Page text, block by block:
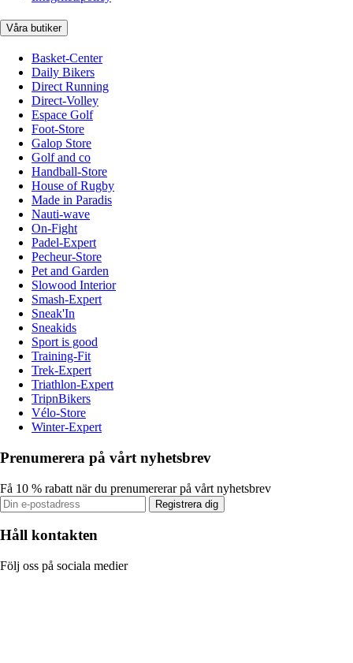
Våra butiker
Basket-Center
Daily Bikers
Direct Running
Direct-Volley
Espace Golf
Foot-Store
Galop Store
Golf and co
Handball-Store
House of Rugby
Made in Paradis
Nauti-wave
On-Fight
Padel-Expert
Pecheur-Store
Pet and Garden
Slowood Interior
Smash-Expert
Sneak'In
Sneakids
Sport is good
Training-Fit
Trek-Expert
Triathlon-Expert
TripnBikers
Vélo-Store
Winter-Expert
Prenumerera på vårt nyhetsbrev
Få 10 % rabatt när du prenumererar på vårt nyhetsbrev
Registrera dig
Håll kontakten
Följ oss på sociala medier